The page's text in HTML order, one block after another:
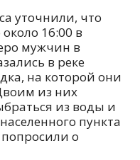
уточнили, что
16:00 в
мужчин в
в реке
на которой они
из них
из воды и
пункта
попросили о